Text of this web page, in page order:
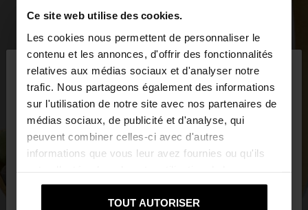
Ce site web utilise des cookies.
Les cookies nous permettent de personnaliser le
contenu et les annonces, d'offrir des fonctionnalités
relatives aux médias sociaux et d'analyser notre
trafic. Nous partageons également des informations
sur l'utilisation de notre site avec nos partenaires de
médias sociaux, de publicité et d'analyse, qui
peuvent combiner celles-ci avec d'autres
informations que vous leur avez fournies ou qu'ils
services.
TOUT AUTORISER
bonjour ×
Vous accédez au site depuis France. Voulez-vous
parcourir notre site au United States?